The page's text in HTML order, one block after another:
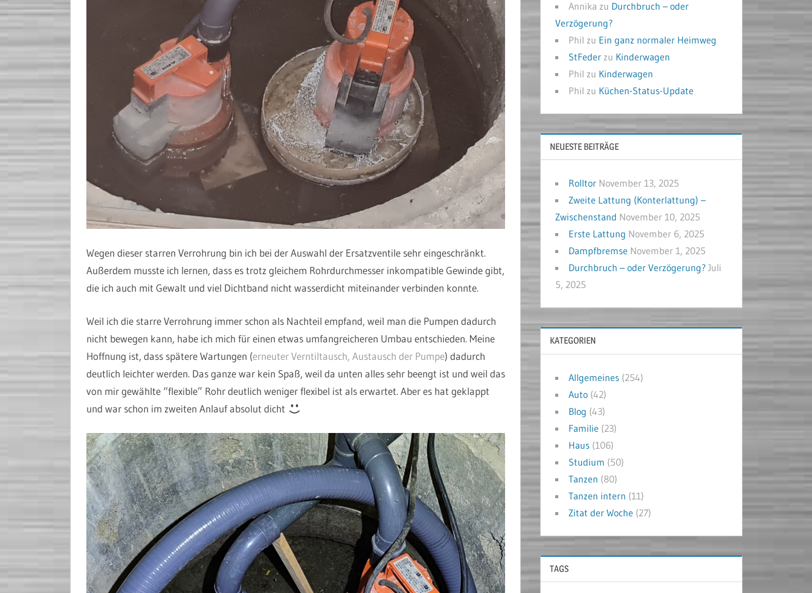
Wegen dieser starren Verrohrung bin ich bei der Auswahl der Ersatzventile sehr eingeschränkt.
Außerdem musste ich lernen, dass es trotz gleichem Rohrdurchmesser inkompatible Gewinde gibt,
die ich auch mit Gewalt und viel Dichtband nicht wasserdicht miteinander verbinden konnte.
Weil ich die starre Verrohrung immer schon als Nachteil empfand, weil man die Pumpen dadurch
nicht bewegen kann, habe ich mich für einen etwas umfangreicheren Umbau entschieden. Meine
Hoffnung ist, dass spätere Wartungen (erneuter Verntiltausch, Austausch der Pumpe) dadurch
deutlich leichter werden. Das ganze war kein Spaß, weil da unten alles sehr beengt ist und weil das
von mir gewählte “flexible” Rohr deutlich weniger flexibel ist als erwartet. Aber es hat geklappt
und war schon im zweiten Anlauf absolut dicht
Annika zu Durchbruch – oder
Verzögerung?
Phil zu Ein ganz normaler Heimweg
StFeder zu Kinderwagen
Phil zu Kinderwagen
Phil zu Küchen-Status-Update
NEUESTE BEITRÄGE
Rolltor November 13, 2025
Zweite Lattung (Konterlattung) –
Zwischenstand November 10, 2025
Erste Lattung November 6, 2025
Dampfbremse November 1, 2025
Durchbruch – oder Verzögerung? Juli
5, 2025
KATEGORIEN
Allgemeines (254)
Auto (42)
Blog (43)
Familie (23)
Haus (106)
Studium (50)
Tanzen (80)
Tanzen intern (11)
Zitat der Woche (27)
TAGS